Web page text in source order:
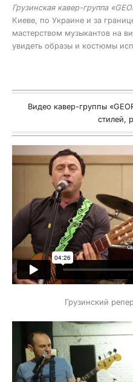
Грузинская кавер-группа
Киеве, по Украине и за
мастерством музыкантов на
увидеть образы и костюмы
Видео кавер-группы
стилей,
Грузинский